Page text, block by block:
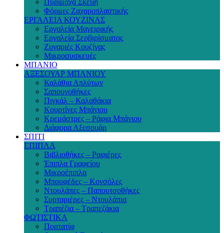
Πυρίμαχα Σκεύη
Φόρμες Ζαχαροπλαστικής
ΕΡΓΑΛΕΙΑ ΚΟΥΖΙΝΑΣ
Εργαλεία Μαγειρικής
Εργαλεία Σερβιρίσματος
Ζυγαριές Κουζίνας
Μικροσυσκευές
ΜΠΑΝΙΟ
ΑΞΕΣΟΥΑΡ ΜΠΑΝΙΟΥ
Καλάθια Απλύτων
Σαπουνοθήκες
Πιγκάλ – Καλαθάκια
Κουρτίνες Μπάνιου
Κρεμάστρες – Ράφια Μπάνιου
Διάφορα Αξεσουάρ
ΣΠΙΤΙ
ΕΠΙΠΛΑ
Βιβλιοθήκες – Ραφιέρες
Έπιπλα Γραφείου
Μικροέπιπλα
Μπουφέδες – Κονσόλες
Ντουλάπες – Παπουτσοθήκες
Συρταριέρες – Ντουλάπια
Τραπέζια – Τραπεζάκια
ΦΩΤΙΣΤΙΚΑ
Πορτατίφ